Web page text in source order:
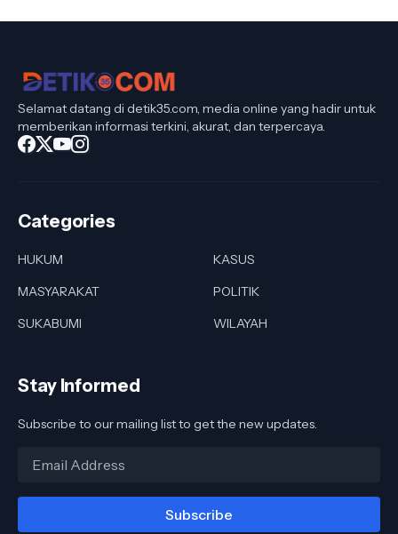
Selamat datang di detik35.com, media online yang hadir untuk
memberikan informasi terkini, akurat, dan terpercaya.
Categories
HUKUM
KASUS
MASYARAKAT
POLITIK
SUKABUMI
WILAYAH
Stay Informed
Subscribe to our mailing list to get the new updates.